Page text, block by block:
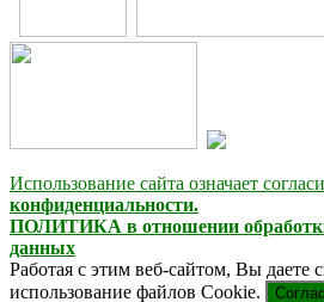
Использование сайта означает
конфиденциальности.
ПОЛИТИКА в отношении
данных
Работая с этим веб-сайтом, Вы даете
использование файлов Cookie.